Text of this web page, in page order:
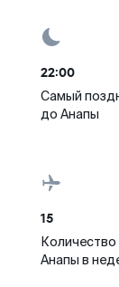
22:00
Самый
до Анапы
15
Анапы в